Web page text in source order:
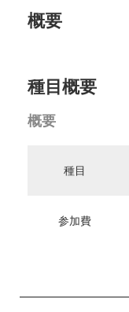
概要
種目概要
概要
種目
参加費